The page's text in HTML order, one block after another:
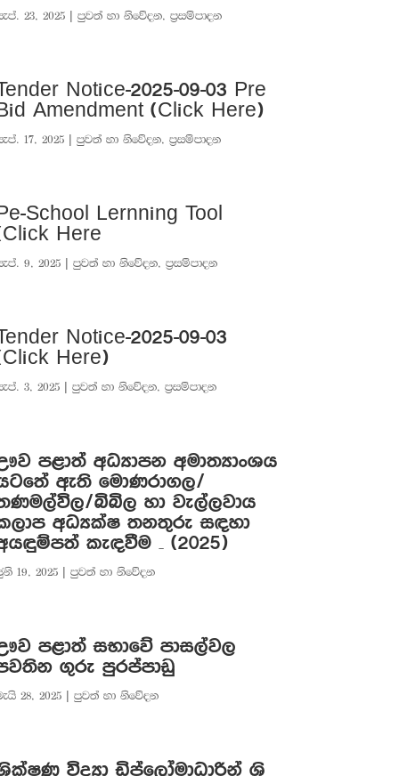
23, 2025| පුවත් හා නිවේදන, ප්‍රසම්පාදන
Notice-2025-09-03 Pre
Amendment (Click Here)
17, 2025| පුවත් හා නිවේදන, ප්‍රසම්පාදන
School Lernning Tool
Here
9, 2025| පුවත් හා නිවේදන, ප්‍රසම්පාදන
Notice-2025-09-03
Here)
3, 2025| පුවත් හා නිවේදන, ප්‍රසම්පාදන
පළාත් අධ්‍යාපන අමාත්‍යාංශය
ඇති මොණරාගල/
බිබිල හා වැල්ලවාය
අධ්‍යක්ෂ තනතුරු සඳහා
කැඳවීම – (2025)
19, 2025| පුවත් හා නිවේදන
පළාත් සභාවේ පාසල්වල
ගුරු පුරප්පාඩු
28, 2025| පුවත් හා නිවේදන
විද්‍යා ඩිප්ලෝමාධාරින් ශි